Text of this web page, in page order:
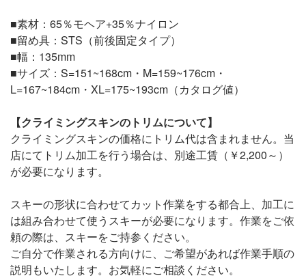
■素材：65％モヘア+35％ナイロン
■留め具：STS（前後固定タイプ）
■幅：135mm
■サイズ：S=151~168cm・M=159~176cm・
L=167~184cm・XL=175~193cm（カタログ値）
【クライミングスキンのトリムについて】
クライミングスキンの価格にトリム代は含まれません。当
店にてトリム加工を行う場合は、別途工賃（￥2,200～）
が必要になります。
スキーの形状に合わせてカット作業をする都合上、加工に
は組み合わせて使うスキーが必要になります。作業をご依
頼の際は、スキーをご持参ください。
ご自分で作業される方向けに、ご希望があれば作業手順の
説明もいたします。お気軽にご相談ください。